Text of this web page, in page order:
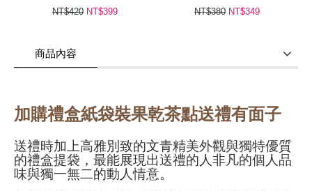
NT$420 NT$399 NT$380 NT$349
商品內容
加購禮盒紙袋裝果乾茶點送禮有面子
送禮時加上高雅別致的文青精美外觀與獨特優質
的禮盒提袋，最能展現出送禮的人非凡的個人品
味與獨一無二的動人情意。